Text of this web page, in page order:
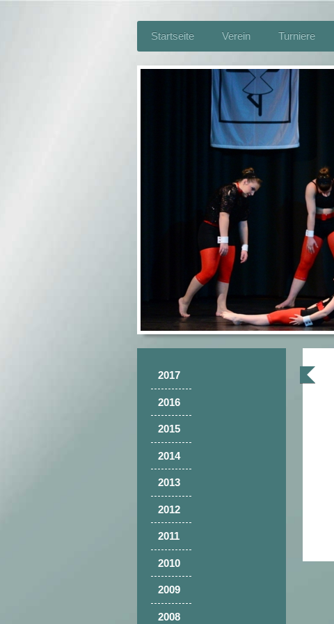
Startseite Verein Turniere
2017
2016
2015
2014
2013
2012
2011
2010
2009
2008